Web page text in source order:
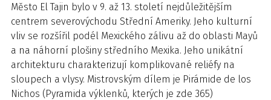
Město El Tajin bylo v 9. až 13. století nejdůležitějším
centrem severovýchodu Střední Ameriky. Jeho kulturní
vliv se rozšířil podél Mexického zálivu až do oblasti Mayů
a na náhorní plošiny středního Mexika. Jeho unikátní
architekturu charakterizují komplikované reliéfy na
sloupech a vlysy. Mistrovským dílem je Pirámide de los
Nichos (Pyramida výklenků, kterých je zde 365)